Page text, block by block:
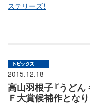
ステリーズ！
2015.12.18
高山羽根子『うど
Ｆ大賞候補作とな